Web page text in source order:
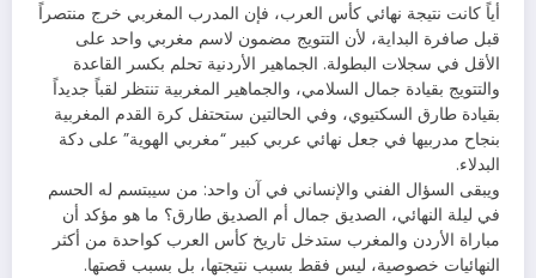
أياً كانت نتيجة نهائي كأس العرب، فإن المدرب المغربي خرج منتصراً
قبل صافرة البداية، لأن التتويج مضمون لاسم مغربي واحد على
الأقل في سجلات البطولة. الجماهير الأردنية تحلم بكسر القاعدة
والتتويج بقيادة جمال السلامي، والجماهير المغربية تنتظر لقباً جديداً
بقيادة طارق السكتيوي، وفي الحالتين ستحتفل كرة القدم المغربية
بنجاح مدربيها في جعل نهائي عربي كبير “مغربي الهوية” على دكة
البدلاء.
ويبقى السؤال الفني والإنساني في آن واحد: من سيبتسم له الحسم
في ليلة النهائي، الصديق جمال أم الصديق طارق؟ ما هو مؤكد أن
مباراة الأردن والمغرب ستدخل تاريخ كأس العرب كواحدة من أكثر
النهائيات خصوصية، ليس فقط بسبب نتيجتها، بل بسبب قصتها.